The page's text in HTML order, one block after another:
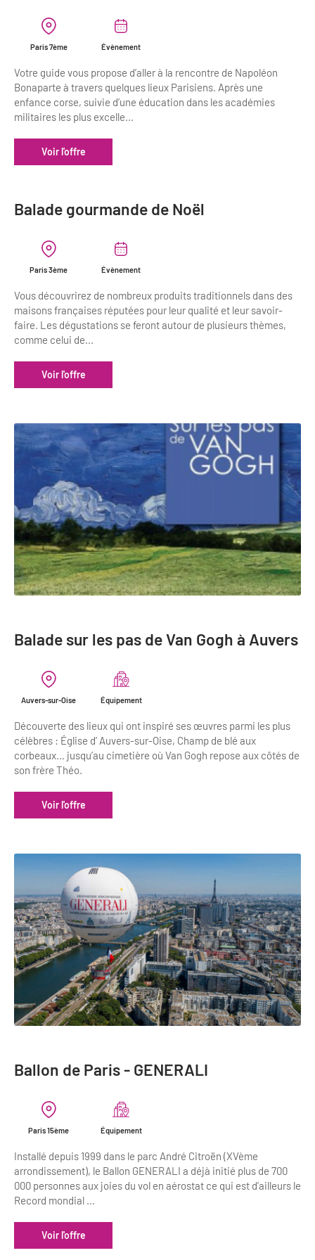
Annuaire accessibilité
Le Label Villes et Villages Fleuris
L'organisation du label
S'investir dans le label
L'organisation des visites
Inscription à la newsletter
Institutionnels du tourisme
Grands Evènements
Paris 7ème Évènement
Votre guide vous propose d’aller à la rencontre de Napoléon
Bonaparte à travers quelques lieux Parisiens. Après une
enfance corse, suivie d’une éducation dans les académies
militaires les plus excelle...
Voir l'offre
Balade gourmande de Noël
Paris 3ème Évènement
Vous découvrirez de nombreux produits traditionnels dans des
maisons françaises réputées pour leur qualité et leur savoir-
faire. Les dégustations se feront autour de plusieurs thèmes,
comme celui de...
Voir l'offre
Balade sur les pas de Van Gogh à Auvers
Auvers-sur-Oise Équipement
Découverte des lieux qui ont inspiré ses œuvres parmi les plus
célèbres : Église d’ Auvers-sur-Oise, Champ de blé aux
corbeaux… jusqu’au cimetière où Van Gogh repose aux côtés de
son frère Théo.
Voir l'offre
Ballon de Paris - GENERALI
Paris 15ème Équipement
Installé depuis 1999 dans le parc André Citroën (XVème
arrondissement), le Ballon GENERALI a déjà initié plus de 700
000 personnes aux joies du vol en aérostat ce qui est d’ailleurs le
Record mondial ...
Voir l'offre